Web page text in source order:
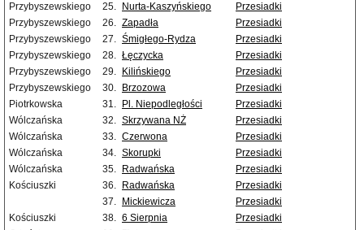
Przybyszewskiego
25. Nurta-Kaszyńskiego
Przesiadki
Przybyszewskiego
26. Zapadła
Przesiadki
Przybyszewskiego
27. Śmigłego-Rydza
Przesiadki
Przybyszewskiego
28. Łęczycka
Przesiadki
Przybyszewskiego
29. Kilińskiego
Przesiadki
Przybyszewskiego
30. Brzozowa
Przesiadki
Piotrkowska
31. Pl. Niepodległości
Przesiadki
Wólczańska
32. Skrzywana NŻ
Przesiadki
Wólczańska
33. Czerwona
Przesiadki
Wólczańska
34. Skorupki
Przesiadki
Wólczańska
35. Radwańska
Przesiadki
Kościuszki
36. Radwańska
Przesiadki
37.
Mickiewicza
Przesiadki
Kościuszki
38. 6 Sierpnia
Przesiadki